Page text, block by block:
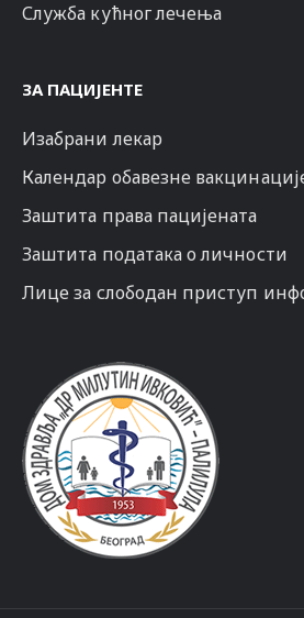
Служба кућног лечења
ЗА ПАЦИЈЕНТЕ
Изабрани лекар
Календар обавезне
Заштита права пацијената
Заштита података о личности
Лице за слободан приступ